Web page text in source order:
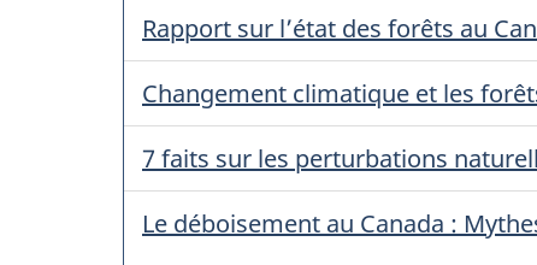
Rapport sur l’état des forêts au
Changement climatique et les
7 faits sur les perturbations
Le déboisement au Canada :